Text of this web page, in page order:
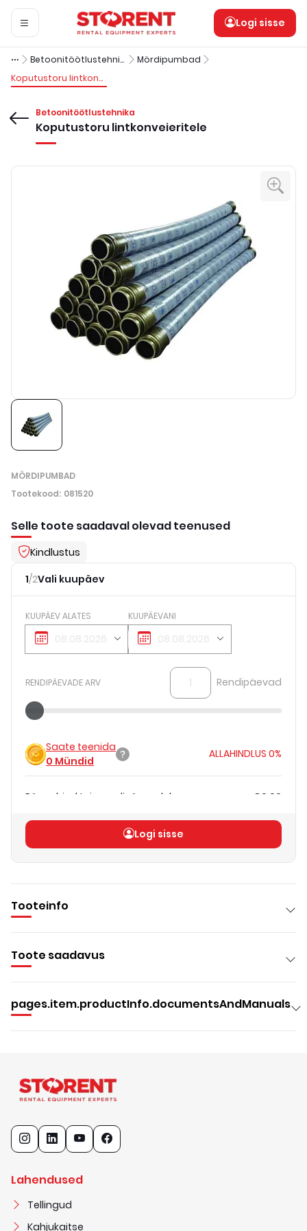
Logi sisse
Betoonitöötlustehnika
Mördipumbad
Koputustoru lintkonveieritele
Betoonitöötlustehnika
Koputustoru lintkonveieritele
MÖRDIPUMBAD
Tootekood: 081520
Selle toote saadaval olevad teenused
Kindlustus
1/2Vali kuupäev
KUUPÄEV ALATES KUUPÄEVANI
RENDIPÄEVADE ARV Rendipäevad
Saate teenida
0 Mündid
ALLAHINDLUS 0%
Päevahind teie rendipäevadele €0.00
ilma KM-ta)Logi sisse
Tooteinfo
Toote saadavus
pages.item.productInfo.documentsAndManuals
Lahendused
Tellingud
Kahjukaitse